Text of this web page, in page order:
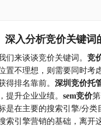
深入分析竞价关键词
们来谈谈竞价关键词。 竞
置不理想，则需要同时考
得排名靠前。 深圳竞价托
提升企业业绩。 sem竞价
是在主要的搜索引擎/分类
索引擎营销的基础，离开